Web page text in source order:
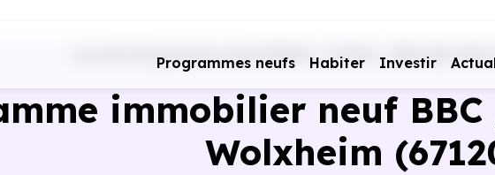
Programmes neufs Habiter Investir
Programmes neufs RE2020 - RT2012 - BBC Bas-Rhin
immobilier neuf
Wolxheim